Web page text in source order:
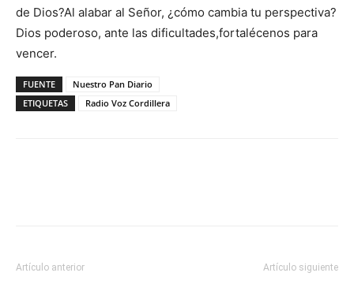
de Dios?Al alabar al Señor, ¿cómo cambia tu perspectiva?
Dios poderoso, ante las dificultades,fortalécenos para
vencer.
FUENTE
Nuestro Pan Diario
ETIQUETAS
Radio Voz Cordillera
Artículo anterior Artículo siguiente